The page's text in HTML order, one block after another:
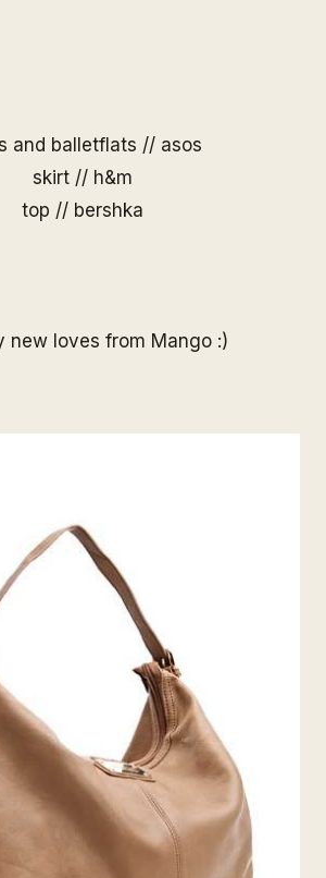
and balletflats // asos
skirt // h&m
top // bershka
new loves from Mango :)